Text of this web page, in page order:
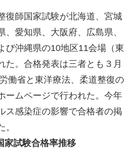
復師国家試験が北海道、宮城
、愛知県、大阪府、広島県、
び沖縄県の10地区11会場（東
た。合格発表は三者とも３月
働省と東洋療法、柔道整復の
ームページで行われた。今年
ス感染症の影響で合格者の掲
試験合格率推移